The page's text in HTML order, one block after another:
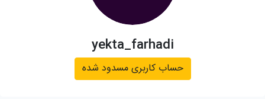
yekta_farhadi
حساب کاربری مسدود شده